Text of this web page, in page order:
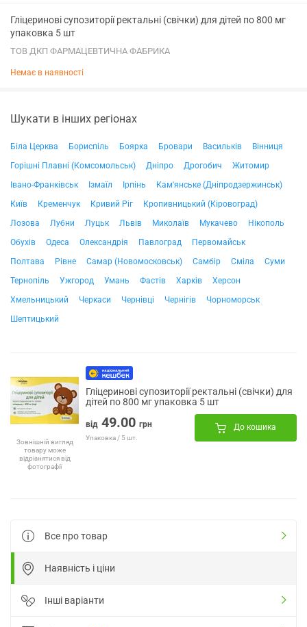
Гліцеринові супозиторії ректальні (свічки) для дітей по 800 мг
упаковка 5 шт
ТОВ ДКП ФАРМАЦЕВТИЧНА ФАБРИКА
Немає в наявності
Шукати в інших регіонах
Біла Церква Бориспіль Боярка Бровари Васильків
Вінниця
Горішні Плавні (Комсомольськ)
Дніпро Дрогобич
Житомир
Івано-Франківськ
Ізмаїл Ірпінь
Кам'янське (Дніпродзержинськ)
Київ
Кременчук Кривий Ріг
Кропивницький (Кіровоград)
Лозова
Лубни Луцьк Львів Миколаїв Мукачево
Нікополь
Обухів
Одеса Олександрія Павлоград
Первомайськ
Полтава
Рівне Самар (Новомосковськ) Самбір Сміла
Суми
Тернопіль
Ужгород Умань Фастів Харків
Херсон
Хмельницький
Черкаси Чернівці Чернігів
Чорноморськ
Шептицький
Зовнішній вигляд
товару може
відрізнятися від
фотографії
Гліцеринові супозиторії ректальні (свічки) для
дітей по 800 мг упаковка 5 шт
від 49.00 грн
Упаковка / 5 шт.
До кошика
Все про товар
Наявність і ціни
Інші варіанти